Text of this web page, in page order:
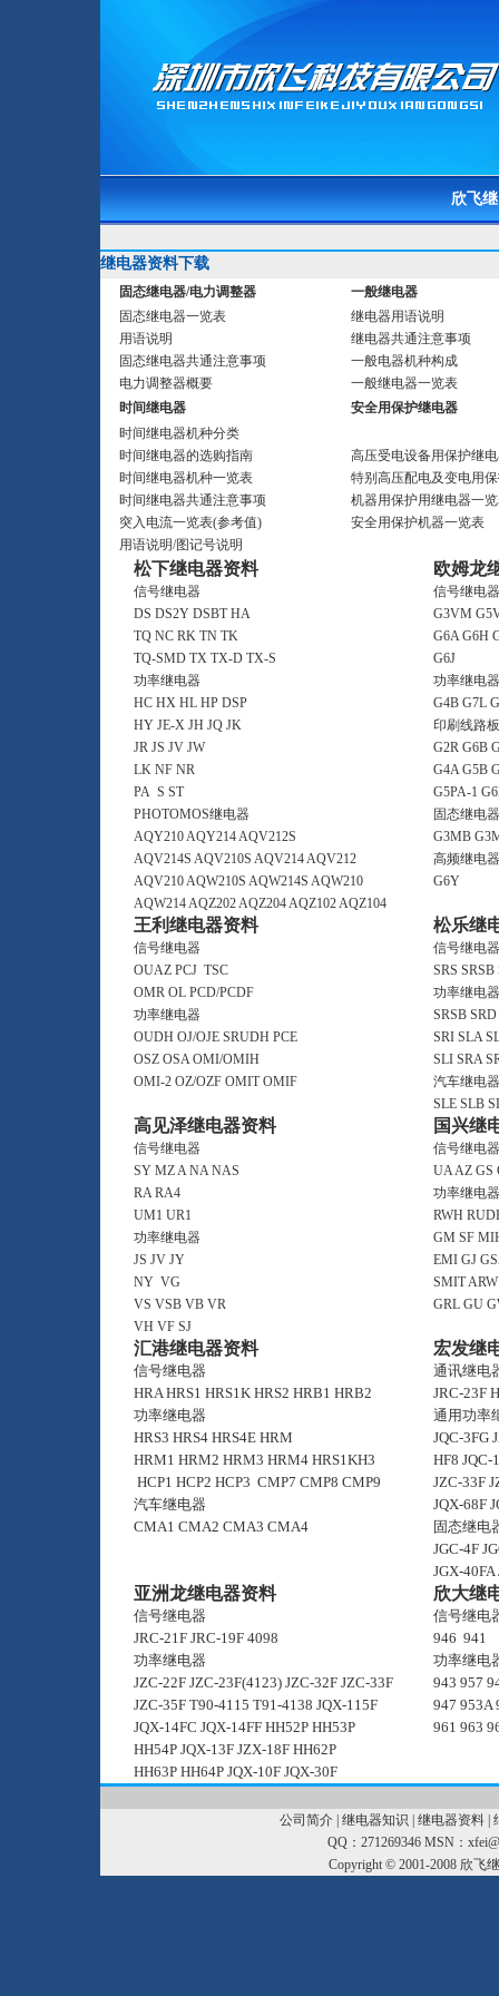
欣飞
继电器资料下载
固态继电器/电力调整器
一般继电器
固态继电器一览表
用语说明
固态继电器共通注意事项
电力调整器概要
继电器用语说明
继电器共通注意事项
一般电器机种构成
一般继电器一览表
时间继电器
安全用保护继电器
时间继电器机种分类
时间继电器的选购指南
时间继电器机种一览表
时间继电器共通注意事项
突入电流一览表(参考值)
用语说明/图记号说明
高压受电设备用保护继
特别高压配电及变电用
机器用保护用继电器一
安全用保护机器一览表
松下继电器资料
信号继电器
DS DS2Y DSBT HA
TQ NC RK TN TK
TQ-SMD TX TX-D TX-S
功率继电器
HC HX HL HP DSP
HY JE-X JH JQ JK
JR JS JV JW
LK NF NR
PA S ST
PHOTOMOS继电器
AQY210AQY214AQV212S
AQV214S AQV210S AQV214AQV212
AQV210AQW210S AQW214S AQW210
AQW214AQZ202AQZ204AQZ102AQZ104
欧姆龙
信号继电器
G3VM
G6A G6H
G6J
功率继电器
G4B G7L
印刷线路
G2R G6B
G4A G5B
G5PA-1
固态继电器
G3MB
高频继电器
G6Y
王利继电器资料
信号继电器
OUAZ PCJ TSC
OMR OL PCD/PCDF
功率继电器
OUDH OJ/OJE SRUDH PCE
OSZ OSA OMI/OMIH
OMI-2 OZ/OZF OMIT OMIF
松乐继
信号继电器
SRS SRSB
功率继电器
SRSB SRD
SRI SLA
SLI SRA
汽车继电器
SLE SLB
高见泽继电器资料
信号继电器
SY MZA NA NAS
RA RA4
UM1 UR1
功率继电器
JS JV JY
NY VG
VS VSB VB VR
VH VF SJ
国兴继
信号继电器
UAAZ GS
功率继电
RWH
GM SF
EMI GJ
SMITARW
GRL GU
汇港继电器资料
信号继电器
HRA HRS1 HRS1K HRS2 HRB1 HRB2
功率继电器
HRS3 HRS4 HRS4E HRM
HRM1 HRM2 HRM3 HRM4 HRS1KH3
HCP1 HCP2 HCP3 CMP7 CMP8 CMP9
汽车继电器
CMA1 CMA2 CMA3 CMA4
宏发继
通讯继电
JRC-23F
通用功率
JQC-3FG
HF8 JQC-
JZC-33F
JQX-68F
固态继电
JGC-4F
JGX-40FA
亚洲龙继电器资料
信号继电器
JRC-21F JRC-19F 4098
功率继电器
JZC-22F JZC-23F(4123) JZC-32F JZC-33F
JZC-35F T90-4115 T91-4138 JQX-115F
JQX-14FC JQX-14FF HH52P HH53P
HH54P JQX-13F JZX-18F HH62P
HH63P HH64P JQX-10F JQX-30F
欣大继
信号继电
946 941
功率继电
943 957
947 953A
961 963
公司简介| 继电器知识 继电器资料|
QQ：271269346 MSN：
Copyright © 2001-2008 欣飞